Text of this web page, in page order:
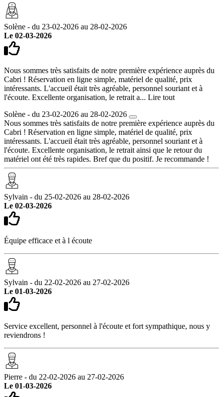
Solène - du 23-02-2026 au 28-02-2026
Le 02-03-2026
Nous sommes très satisfaits de notre première expérience auprès du
Cabri ! Réservation en ligne simple, matériel de qualité, prix
intéressants. L'accueil était très agréable, personnel souriant et à
l'écoute. Excellente organisation, le retrait a... Lire tout
Solène - du 23-02-2026 au 28-02-2026
Nous sommes très satisfaits de notre première expérience auprès du
Cabri ! Réservation en ligne simple, matériel de qualité, prix
intéressants. L'accueil était très agréable, personnel souriant et à
l'écoute. Excellente organisation, le retrait ainsi que le retour du
matériel ont été très rapides. Bref que du positif. Je recommande !
Sylvain - du 25-02-2026 au 28-02-2026
Le 02-03-2026
Équipe efficace et à l écoute
Sylvain - du 22-02-2026 au 27-02-2026
Le 01-03-2026
Service excellent, personnel à l'écoute et fort sympathique, nous y
reviendrons !
Pierre - du 22-02-2026 au 27-02-2026
Le 01-03-2026